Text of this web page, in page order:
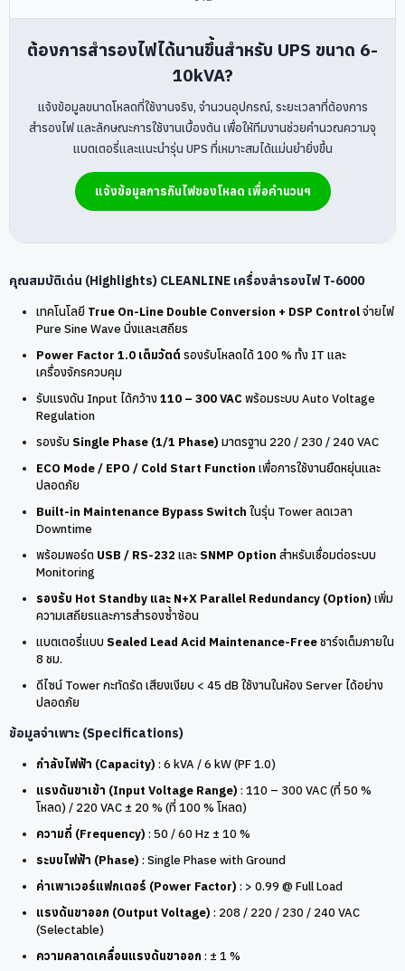
ต้องการสำรองไฟได้นานขึ้นสำหรับ UPS ขนาด 6-
10kVA?
แจ้งข้อมูลขนาดโหลดที่ใช้งานจริง, จำนวนอุปกรณ์, ระยะเวลาที่ต้องการ
สำรองไฟ และลักษณะการใช้งานเบื้องต้น เพื่อให้ทีมงานช่วยคำนวณความจุ
แบตเตอรี่และแนะนำรุ่น UPS ที่เหมาะสมได้แม่นยำยิ่งขึ้น
แจ้งข้อมูลการกินไฟของโหลด เพื่อคำนวนฯ
คุณสมบัติเด่น (Highlights) CLEANLINE เครื่องสำรองไฟ T-6000
เทคโนโลยี True On-Line Double Conversion + DSP Controlจ่ายไฟ
Pure Sine Wave นิ่งและเสถียร
Power Factor 1.0 เต็มวัตต์ รองรับโหลดได้ 100 % ทั้ง IT และ
เครื่องจักรควบคุม
รับแรงดัน Input ได้กว้าง110 – 300 VACพร้อมระบบ Auto Voltage
Regulation
รองรับ Single Phase (1/1 Phase) มาตรฐาน 220 / 230 / 240 VAC
ECO Mode / EPO / Cold Start Function เพื่อการใช้งานยืดหยุ่นและ
ปลอดภัย
Built-in Maintenance Bypass Switch ในรุ่น Tower ลดเวลา
Downtime
พร้อมพอร์ต USB / RS-232 และ SNMP Option สำหรับเชื่อมต่อระบบ
Monitoring
รองรับ Hot Standby และ N+X Parallel Redundancy (Option) เพิ่ม
ความเสถียรและการสำรองซ้ำซ้อน
แบตเตอรี่แบบ Sealed Lead Acid Maintenance-Freeชาร์จเต็มภายใน
8 ชม.
ดีไซน์ Tower กะทัดรัด เสียงเงียบ < 45 dB ใช้งานในห้อง Server ได้อย่าง
ปลอดภัย
ข้อมูลจำเพาะ (Specifications)
กำลังไฟฟ้า (Capacity) : 6 kVA / 6 kW (PF 1.0)
แรงดันขาเข้า (Input Voltage Range) : 110 – 300 VAC (ที่ 50 %
โหลด) / 220 VAC ± 20 % (ที่ 100 % โหลด)
ความถี่ (Frequency) : 50 / 60 Hz ± 10 %
ระบบไฟฟ้า (Phase) : Single Phase with Ground
ค่าเพาเวอร์แฟกเตอร์ (Power Factor) : > 0.99 @ Full Load
แรงดันขาออก (Output Voltage) : 208 / 220 / 230 / 240 VAC
(Selectable)
ความคลาดเคลื่อนแรงดันขาออก : ± 1 %